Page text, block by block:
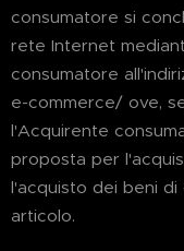
consumatore si
rete Internet
consumatore
e-commerce/ ove,
l'Acquirente
proposta per
l'acquisto dei beni
articolo.